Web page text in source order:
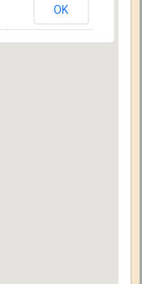
OK